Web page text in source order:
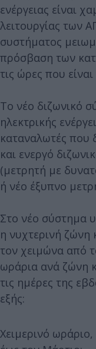
ενέργειας είναι
λειτουργίας των
συστήματος
πρόσβαση των
τις ώρες που
Το νέο διζωνικό
ηλεκτρικής
καταναλωτές που
και ενεργό
(μετρητή με
ή νέο έξυπνο
Στο νέο σύστημα
η νυχτερινή ζώνη
τον χειμώνα από
ωράρια ανά ζώνη
τις ημέρες της
εξής:
Χειμερινό